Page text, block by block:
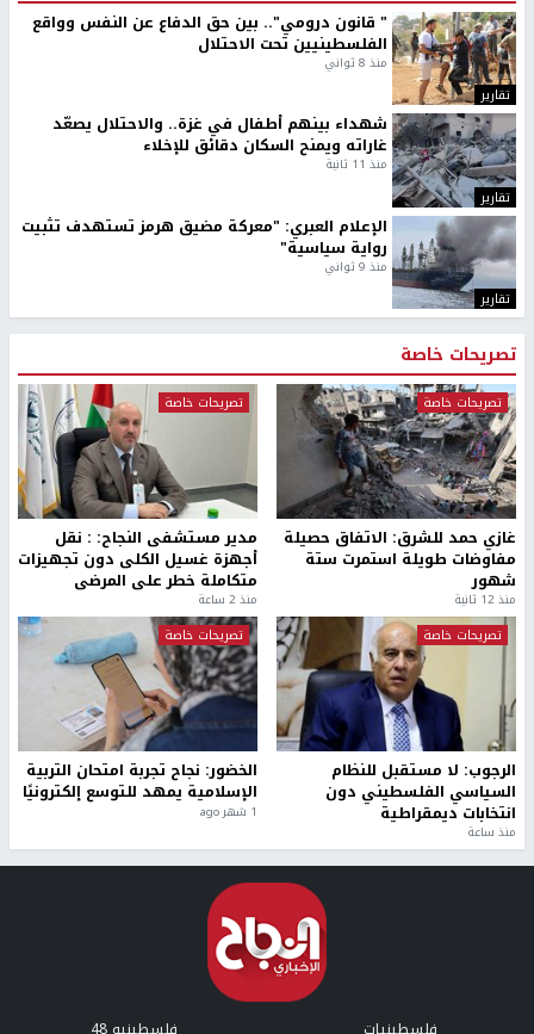
تقارير
" قانون درومي".. بين حق الدفاع عن النفس وواقع
الفلسطينيين تحت الاحتلال
منذ 8 ثواني
تقارير
شهداء بينهم أطفال في غزة.. والاحتلال يصعّد
غاراته ويمنح السكان دقائق للإخلاء
منذ 11 ثانية
تقارير
الإعلام العبري: "معركة مضيق هرمز تستهدف تثبيت
رواية سياسية"
منذ 9 ثواني
تصريحات خاصة
تصريحات خاصة
غازي حمد للشرق: الاتفاق حصيلة
مفاوضات طويلة استمرت ستة
شهور
منذ 12 ثانية
تصريحات خاصة
مدير مستشفى النجاح: : نقل
أجهزة غسيل الكلى دون تجهيزات
متكاملة خطر على المرضى
منذ 2 ساعة
تصريحات خاصة
الرجوب: لا مستقبل للنظام
السياسي الفلسطيني دون
انتخابات ديمقراطية
منذ ساعة
تصريحات خاصة
الخضور: نجاح تجربة امتحان التربية
الإسلامية يمهد للتوسع إلكترونيًا
1 شهر ago